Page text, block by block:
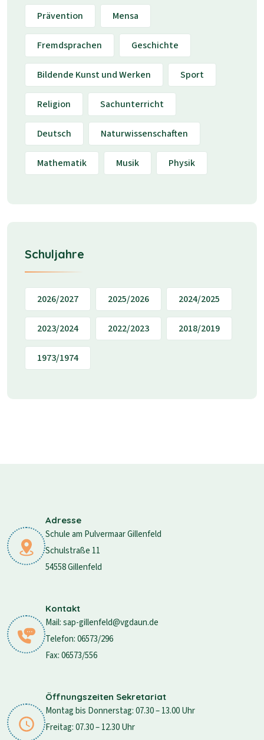
Prävention Mensa
Fremdsprachen Geschichte
Bildende Kunst und Werken Sport
Religion Sachunterricht
Deutsch Naturwissenschaften
Mathematik Musik Physik
Schuljahre
2026/2027 2025/2026 2024/2025
2023/2024 2022/2023 2018/2019
1973/1974
Adresse
Schule am Pulvermaar Gillenfeld
Schulstraße 11
54558 Gillenfeld
Kontakt
Mail: sap-gillenfeld@vgdaun.de
Telefon: 06573/296
Fax: 06573/556
Öffnungszeiten Sekretariat
Montag bis Donnerstag: 07.30 – 13.00 Uhr
Freitag: 07.30 – 12.30 Uhr